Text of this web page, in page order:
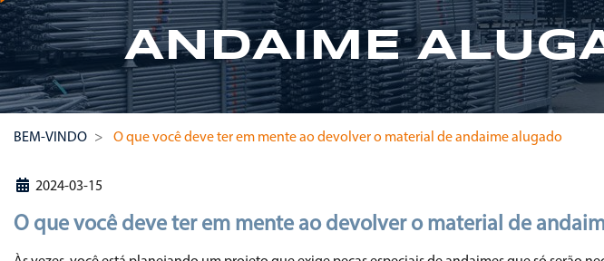
ANDAIME
BEM-VINDO O que você deve ter em mente ao devolver o material de andaime alugado
2024-03-15
O que você deve ter em mente ao devolver o material de